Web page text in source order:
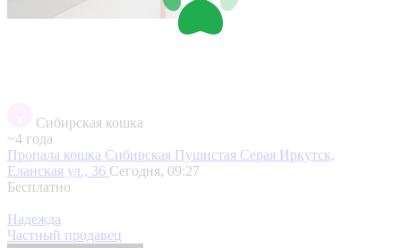
Сибирская кошка
~4 года
Пропала кошка Сибирская Пушистая Серая Иркутск,
Еланская ул., 36 Сегодня, 09:27
Бесплатно
Надежда
Частный продавец